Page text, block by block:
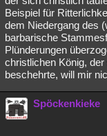
Beispiel für
dem Niedergang des
barbarische
Plünderungen
christlichen König,
beschehrte, will mir
Spöckenkieke